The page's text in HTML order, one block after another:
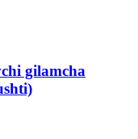
gilamcha